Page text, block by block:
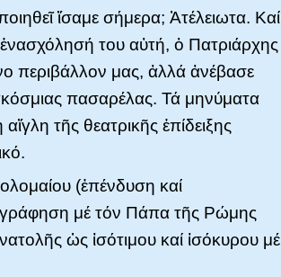
ἴσαμε σήμερα; Ἀτέλειωτα. Καί
του αὐτή, ὁ Πατριάρχης
περιβάλλον μας, ἀλλά ἀνέβασε
πασαρέλας. Τά μηνύματα
τῆς θεατρικῆς ἐπίδειξης
(ἐπένδυση καί
μέ τόν Πάπα τῆς Ρώμης
ὡς ἰσότιμου καί ἰσόκυρου μέ